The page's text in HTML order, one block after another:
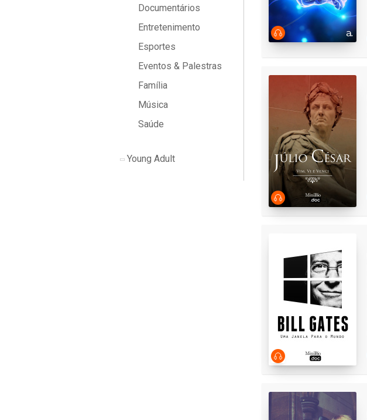
Documentários
Entretenimento
Esportes
Eventos & Palestras
Família
Música
Saúde
Young Adult